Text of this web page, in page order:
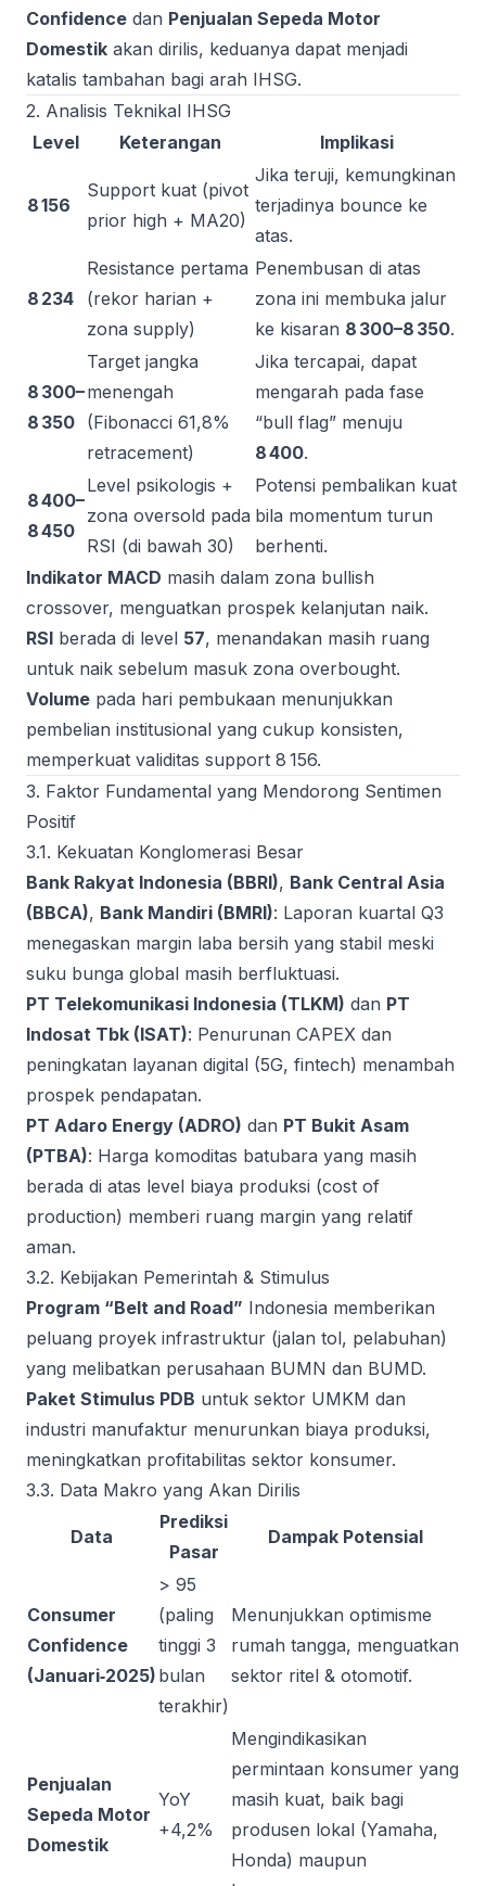
Confidence dan Penjualan Sepeda Motor
Domestik akan dirilis, keduanya dapat menjadi
katalis tambahan bagi arah IHSG.
2. Analisis Teknikal IHSG
Level
Keterangan Implikasi
8 156
Support kuat (pivot
prior high + MA20)
Jika teruji, kemungkinan
terjadinya bounce ke
atas.
8 234
Resistance pertama
(rekor harian +
zona supply)
Penembusan di atas
zona ini membuka jalur
ke kisaran 8 300–8 350.
8 300–
8 350
Target jangka
menengah
(Fibonacci 61,8%
retracement)
Jika tercapai, dapat
mengarah pada fase
“bull flag” menuju
8 400.
8 400–
8 450
Level psikologis +
zona oversold pada
RSI (di bawah 30)
Potensi pembalikan kuat
bila momentum turun
berhenti.
Indikator MACD masih dalam zona bullish
crossover, menguatkan prospek kelanjutan naik.
RSI berada di level 57, menandakan masih ruang
untuk naik sebelum masuk zona overbought.
Volume pada hari pembukaan menunjukkan
pembelian institusional yang cukup konsisten,
memperkuat validitas support 8 156.
3. Faktor Fundamental yang Mendorong Sentimen
Positif
3.1. Kekuatan Konglomerasi Besar
Bank Rakyat Indonesia (BBRI), Bank Central Asia
(BBCA), Bank Mandiri (BMRI): Laporan kuartal Q3
menegaskan margin laba bersih yang stabil meski
suku bunga global masih berfluktuasi.
PT Telekomunikasi Indonesia (TLKM) dan PT
Indosat Tbk (ISAT): Penurunan CAPEX dan
peningkatan layanan digital (5G, fintech) menambah
prospek pendapatan.
PT Adaro Energy (ADRO) dan PT Bukit Asam
(PTBA): Harga komoditas batubara yang masih
berada di atas level biaya produksi (cost of
production) memberi ruang margin yang relatif
aman.
3.2. Kebijakan Pemerintah & Stimulus
Program “Belt and Road” Indonesia memberikan
peluang proyek infrastruktur (jalan tol, pelabuhan)
yang melibatkan perusahaan BUMN dan BUMD.
Paket Stimulus PDB untuk sektor UMKM dan
industri manufaktur menurunkan biaya produksi,
meningkatkan profitabilitas sektor konsumer.
3.3. Data Makro yang Akan Dirilis
Data
Prediksi
Pasar
Dampak Potensial
Consumer
Confidence
(Januari‑2025)
> 95
(paling
tinggi 3
bulan
terakhir)
Menunjukkan optimisme
rumah tangga, menguatkan
sektor ritel & otomotif.
Penjualan
Sepeda Motor
Domestik
YoY
+4,2%
Mengindikasikan
permintaan konsumer yang
masih kuat, baik bagi
produsen lokal (Yamaha,
Honda) maupun